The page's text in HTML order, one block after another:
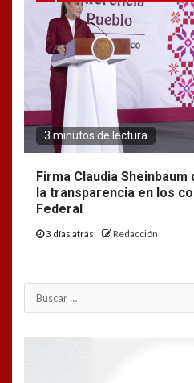
3 minutos de lectura
Firma Claudia
la transparencia en los
Federal
3 días atrás Redacción
Buscar: